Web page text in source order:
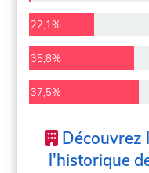
22,1%
35,8%
37,5%
Découvrez
l'historique